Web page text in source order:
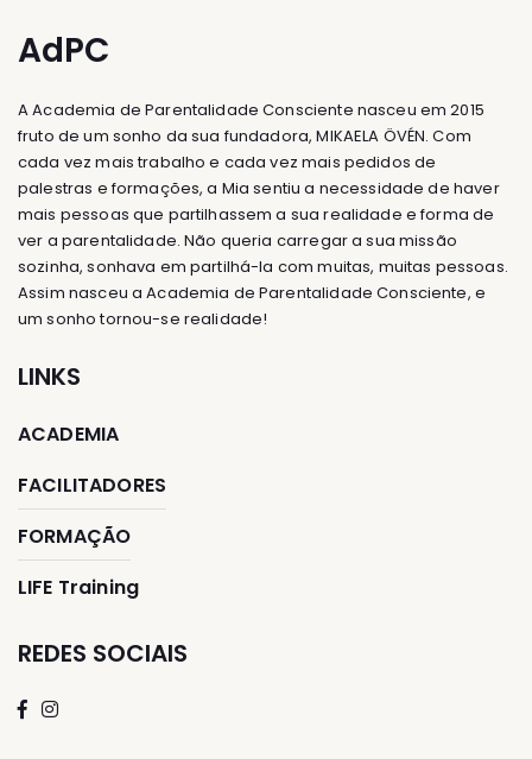
AdPC
A Academia de Parentalidade Consciente nasceu em 2015
fruto de um sonho da sua fundadora, MIKAELA ÖVÉN. Com
cada vez mais trabalho e cada vez mais pedidos de
palestras e formações, a Mia sentiu a necessidade de haver
mais pessoas que partilhassem a sua realidade e forma de
ver a parentalidade. Não queria carregar a sua missão
sozinha, sonhava em partilhá-la com muitas, muitas pessoas.
Assim nasceu a Academia de Parentalidade Consciente, e
um sonho tornou-se realidade!
LINKS
ACADEMIA
FACILITADORES
FORMAÇÃO
LIFE Training
REDES SOCIAIS